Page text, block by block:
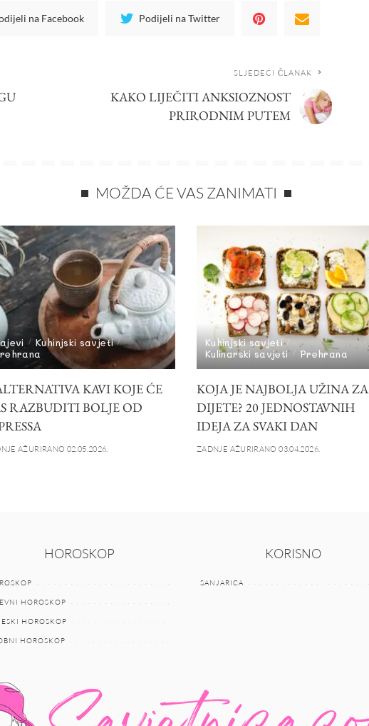
na Facebook Podijeli na Twitter
SLJEDEĆI ČLANAK
KAKO LIJEČITI ANKSIOZNOST
PRIRODNIM PUTEM
MOŽDA ĆE VAS ZANIMATI
Kuhinjski savjeti
KAVI KOJE ĆE
RAZBUDITI BOLJE OD
AŽURIRANO 02.05.2026.
Kuhinjski savjeti
Kulinarski savjeti
Prehrana
KOJA JE NAJBOLJA UŽINA ZA
DIJETE? 20 JEDNOSTAVNIH
IDEJA ZA SVAKI DAN
ZADNJE AŽURIRANO 03.04.2026.
HOROSKOP
HOROSKOP
HOROSKOP
HOROSKOP
KORISNO
SANJARICA